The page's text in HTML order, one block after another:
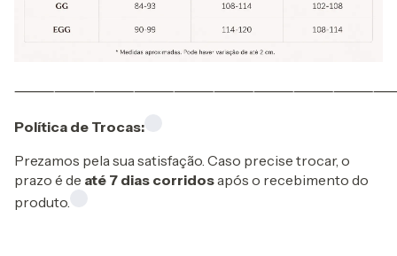
Política de Trocas:
Prezamos pela sua satisfação. Caso precise trocar, o
prazo é de até 7 dias corridosapós o recebimento do
produto.